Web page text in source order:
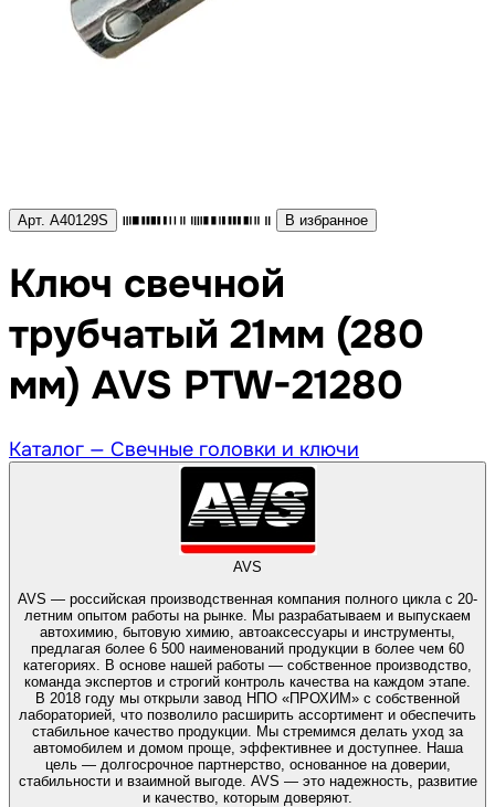
Арт. A40129S В избранное
Ключ свечной
трубчатый 21мм (280
мм) AVS PTW-21280
Каталог — Свечные головки и ключи
AVS
AVS — российская производственная компания полного цикла с 20-
летним опытом работы на рынке. Мы разрабатываем и выпускаем
автохимию, бытовую химию, автоаксессуары и инструменты,
предлагая более 6 500 наименований продукции в более чем 60
категориях. В основе нашей работы — собственное производство,
команда экспертов и строгий контроль качества на каждом этапе.
В 2018 году мы открыли завод НПО «ПРОХИМ» с собственной
лабораторией, что позволило расширить ассортимент и обеспечить
стабильное качество продукции. Мы стремимся делать уход за
автомобилем и домом проще, эффективнее и доступнее. Наша
цель — долгосрочное партнерство, основанное на доверии,
стабильности и взаимной выгоде. AVS — это надежность, развитие
и качество, которым доверяют.